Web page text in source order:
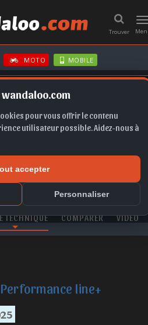
pour vous offrir le contenu
utilisateur possible. Aidez-nous à
accepter
Personnaliser
Trouver
MOTO MOBILE
CORSA
DS 4
line+ neuve au Maroc
TECHNIQUE COMPARER VIDEO
line+